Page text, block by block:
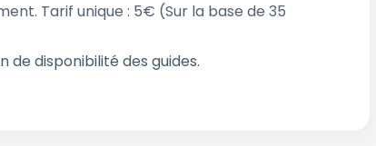
Tarif unique : 5€ (Sur la base de 35
de disponibilité des guides.